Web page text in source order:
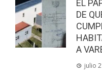
EL
DE
A
julio